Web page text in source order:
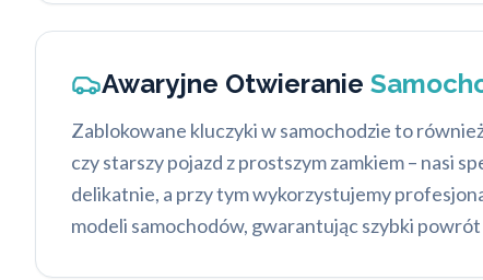
Awaryjne Otwieranie
Zablokowane kluczyki w samochodzie to
czy starszy pojazd z prostszym zamkiem – nasi
delikatnie, a przy tym wykorzystujemy
modeli samochodów, gwarantując szybki